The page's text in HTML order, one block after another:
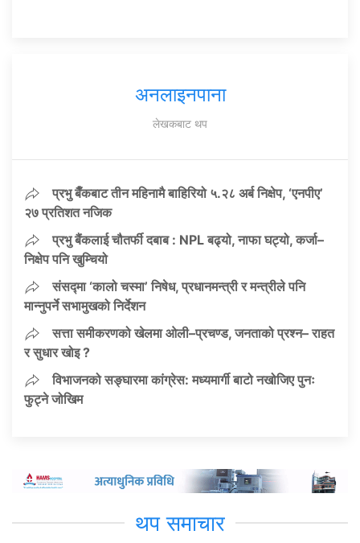
अनलाइनपाना
लेखकबाट थप
प्रभु बैँकबाट तीन महिनामै बाहिरियो ५.२८ अर्ब निक्षेप, ‘एनपीए’
२७ प्रतिशत नजिक
प्रभु बैंकलाई चौतर्फी दबाब : NPL बढ्यो, नाफा घट्यो, कर्जा–
निक्षेप पनि खुम्चियो
संसद्मा ‘कालो चस्मा’ निषेध, प्रधानमन्त्री र मन्त्रीले पनि
मान्नुपर्ने सभामुखको निर्देशन
सत्ता समीकरणको खेलमा ओली–प्रचण्ड, जनताको प्रश्न– राहत
र सुधार खोइ ?
विभाजनको सङ्घारमा कांग्रेस: मध्यमार्गी बाटो नखोजिए पुनः
फुट्ने जोखिम
थप समाचार